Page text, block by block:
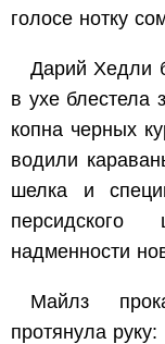
голосе нотку
Дарий Хедли
в ухе блестела
копна черных
водили
шелка и
надменности
Майлз
протянула руку: